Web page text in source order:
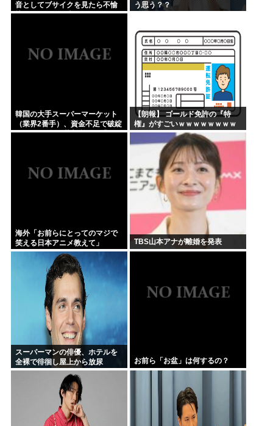
音としてブサイクを見たら不愉
快になる。この責任をどうとる
う思う？？
韓国の大手スーパーマーケット
（業界2番手）、資金不足で破綻
してから1年、裁判所から「キミ
【朗報】 ゴールド免許の『特
権』がすごいｗｗｗｗｗｗｗｗ
ｗｗｗ
海外「お前らにとってのマジで
笑える日本アニメ教えて」
TBS山本アナが離婚を発表
スーパーマンの俳優、ホテルを
全裸で徘徊し屋上から放尿
お前ら「お盆」は何するの？